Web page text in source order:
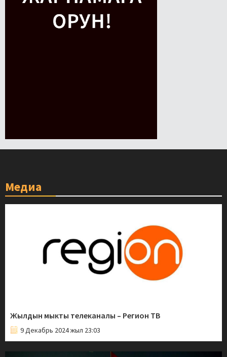
Медиа
Жылдын мыкты телеканалы – Регион ТВ
9 Декабрь 2024 жыл 23:03